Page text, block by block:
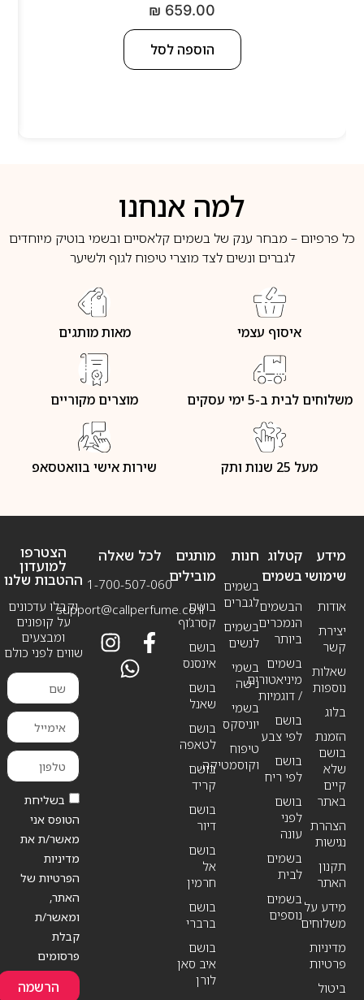
₪ 659.00
הוספה לסל
למה אנחנו
כל פרפיום – מבחר ענק של בשמים קלאסיים ובשמי בוטיק מיוחדים
לגברים ונשים לצד מוצרי טיפוח לגוף ולשיער
איסוף עצמי מאות מותגים
משלוחים לבית ב-5 ימי עסקים מוצרים מקוריים
מעל 25 שנות ותק שירות אישי בוואטסאפ
מידע
שימושי
אודות
יצירת
קשר
שאלות
נוספות
בלוג
הזמנת
בושם
שלא
קיים
באתר
הצהרת
נגישות
תקנון
האתר
מידע על
משלוחים
מדיניות
פרטיות
ביטול
חנות
בשמים
לגברים
בשמים
לנשים
בשמי
נישה
בשמי
יוניסקס
טיפוח
וקוסמטיקה
קטלוג
בשמים
הבשמים
הנמכרים
ביותר
בשמים
מיניאטורים
/ דוגמיות
בושם
לפי צבע
בושם
לפי ריח
בושם
לפני
עונה
בשמים
לבית
בשמים
נוספים
מותגים
מובילים
בושם
קסרג’וף
בושם
אינסנס
בושם
שאנל
בושם
לטאפה
בושם
קריד
בושם
דיור
בושם
אל
חרמין
בושם
ברברי
בושם
איב סאן
לורן
לכל שאלה
1-700-507-060
support@callperfume.co.il
הצטרפו
למועדון
ההטבות שלנו
וקבלו עדכונים
על קופונים
ומבצעים
שווים לפני כולם
בשליחת
הטופס אני
מאשר/ת את
מדיניות
הפרטיות של
האתר,
ומאשר/ת
קבלת
פרסומים
הרשמה